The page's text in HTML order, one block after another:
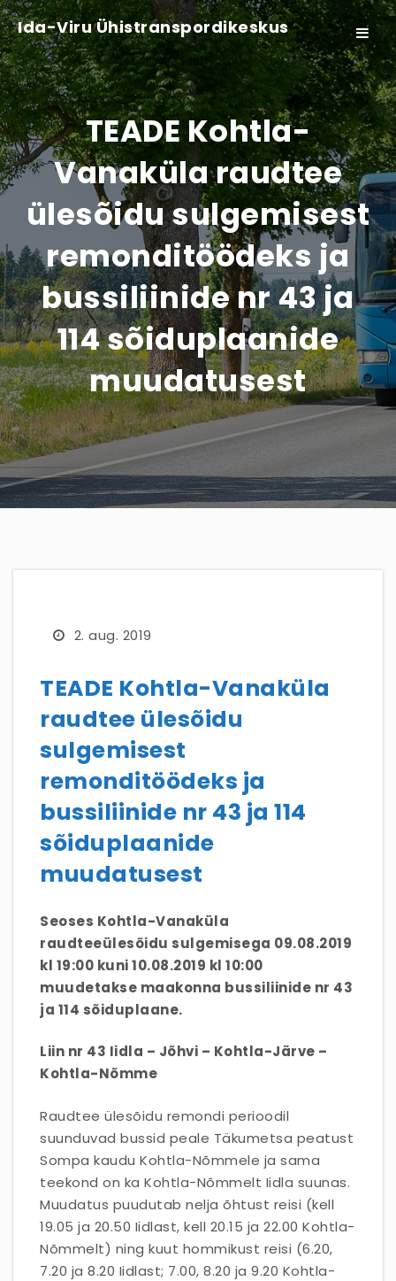
Ida-Viru Ühistranspordikeskus
Toggle
TEADE Kohtla-
Vanaküla raudtee
ülesõidu sulgemisest
remonditöödeks ja
bussiliinide nr 43 ja
114 sõiduplaanide
muudatusest
2. aug. 2019
TEADE Kohtla-Vanaküla
raudtee ülesõidu
sulgemisest
remonditöödeks ja
bussiliinide nr 43 ja 114
sõiduplaanide
muudatusest
Seoses Kohtla-Vanaküla
raudteeülesõidu sulgemisega 09.08.2019
kl 19:00 kuni 10.08.2019 kl 10:00
muudetakse maakonna bussiliinide nr 43
ja 114 sõiduplaane.
Liin nr 43 Iidla – Jõhvi – Kohtla-Järve –
Kohtla-Nõmme
Raudtee ülesõidu remondi perioodil
suunduvad bussid peale Täkumetsa peatust
Sompa kaudu Kohtla-Nõmmele ja sama
teekond on ka Kohtla-Nõmmelt Iidla suunas.
Muudatus puudutab nelja õhtust reisi (kell
19.05 ja 20.50 Iidlast, kell 20.15 ja 22.00 Kohtla-
Nõmmelt) ning kuut hommikust reisi (6.20,
7.20 ja 8.20 Iidlast; 7.00, 8.20 ja 9.20 Kohtla-